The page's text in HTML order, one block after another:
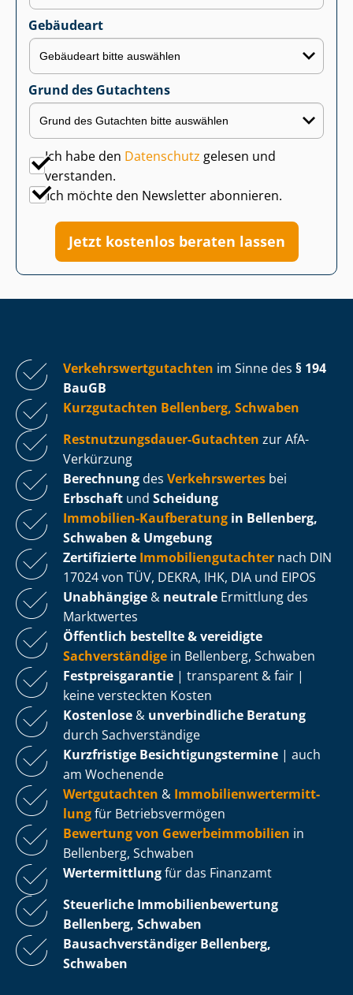
Gebäudeart
Grund des Gutachtens
Ich habe den Datenschutz gelesen und
verstanden.
Ich möchte den Newsletter abonnieren.
Jetzt kostenlos beraten lassen
Ver­kehrs­wert­gut­ach­ten im Sinne des § 194
BauGB
Kurzgutachten Bellenberg, Schwaben
Rest­nut­zungs­dau­er-Gutachten zur AfA-
Verkürzung
Berechnung des Verkehrswertes bei
Erbschaft und Scheidung
Immobilien-Kaufberatung in Bellenberg,
Schwaben & Umgebung
Zertifizierte Im­mo­bi­li­en­gut­ach­ter nach DIN
17024 von TÜV, DEKRA, IHK, DIA und EIPOS
Unabhängige & neutrale Ermittlung des
Marktwertes
Öffentlich bestellte & vereidigte
Sachverständige in Bellenberg, Schwaben
Fest­preis­ga­ran­tie | transparent & fair |
keine versteckten Kosten
Kostenlose & unverbindliche Beratung
durch Sachverständige
Kurzfristige Be­sich­ti­gungs­ter­mi­ne | auch
am Wochenende
Wertgutachten & Im­mo­bi­li­en­wert­ermitt­
lungfür Be­triebs­ver­mö­gen
Bewertung von Ge­wer­be­im­mo­bi­li­en in
Bellenberg, Schwaben
Wertermittlungfür das Finanzamt
Steuerliche Im­mo­bi­li­en­be­wer­tung
Bellenberg, Schwaben
Bau­sach­ver­stän­di­ger Bellenberg,
Schwaben